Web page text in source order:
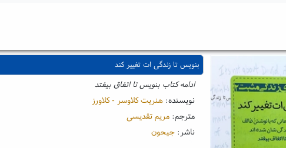
بنویس تا زندگی ات تغییر کند
ادامه کتاب بنویس تا اتفاق بیفتد
نویسنده: هنریت کلاوسر - کلاورز
مترجم: مریم تقدیسی
ناشر: جیحون